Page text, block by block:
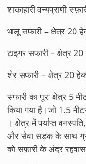
शाकाहारी वन्यप्राणी
भालू सफारी – क्षेत्र 20
टाइगर सफारी – क्षेत्र
शेर सफारी – क्षेत्र 20
सफारी का पूरा क्षेत्र 5
किया गया है।जो 1.5
। क्षेत्र में पर्याप्त
और सेवा सड़क के साथ
को सफ़ारी के अंदर